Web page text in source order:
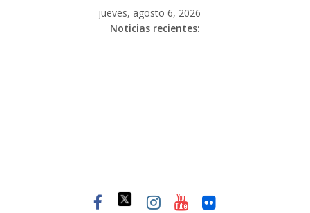
jueves, agosto 6, 2026
Noticias recientes: